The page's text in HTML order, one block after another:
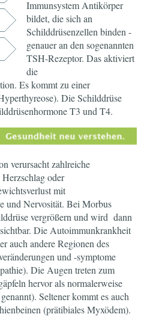
Immunsystem Antikörper
bildet, die sich an
Schilddrüsenzellen binden -
genauer an den sogenannten
TSH-Rezeptor. Das aktiviert
die
Es kommt zu einer
Die Schilddrüse
T3 und T4.
verursacht zahlreiche
oder
mit
und Nervosität. Bei Morbus
vergrößern und wird dann
Die Autoimmunkrankheit
auch andere Regionen des
und -symptome
Die Augen treten zum
hervor als normalerweise
Seltener kommt es auch
(prätibiales Myxödem).